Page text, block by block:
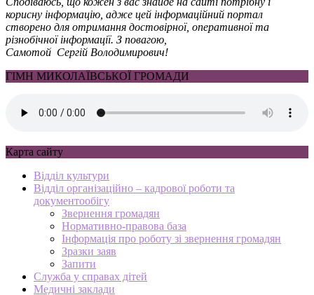
корисну інформацію, адже цей інформаційний портал
створено для отримання достовірної, оперативної та
різнобічної інформації. З повагою,
Самотой Сергій Володимирович!
ГІМН МИКОЛАЇВСЬКОЇ ГРОМАДИ
Карта сайту
Відділ культури
Відділ організаційно – кадрової роботи та
документообігу
Звернення громадян
Нормативно-правова база
Інформація про роботу зі звернення громадян
Зразки заяв
Запити
Служба у справах дітей
Медичні заклади